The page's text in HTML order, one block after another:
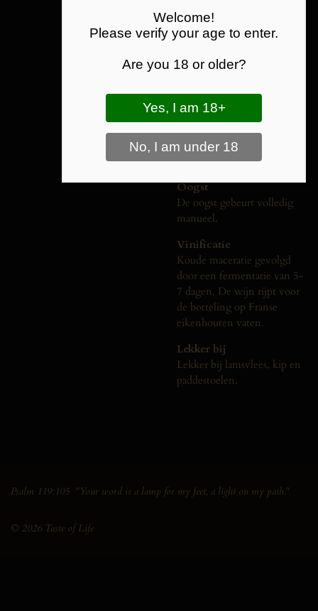
In de neus rijpe pruimen,
kruiden en zwarte bessen
Een elegante, fruitige wijn
en kruiden. Een goed
gebalanceerde wijn met
tannines en een prachtige
geroosterde afdronk.
Oogst
De oogst gebeurt volledig
manueel.
Vinificatie
Koude maceratie gevolgd
door een fermentatie van 5-
7 dagen. De wijn rijpt voor
de botteling op Franse
eikenhouten vaten.
Lekker bij
Lekker bij lamsvlees, kip en
paddestoelen.
Psalm 119:105 "Your word is a lamp for my feet, a light on my path."
© 2026 Taste of Life
Welcome!
Please verify your age to enter.
Are you 18 or older?